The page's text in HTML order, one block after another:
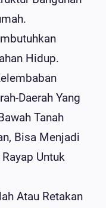
Hidup.
Daerah Yang
Tanah
Bisa Menjadi
Untuk
Atau Retakan